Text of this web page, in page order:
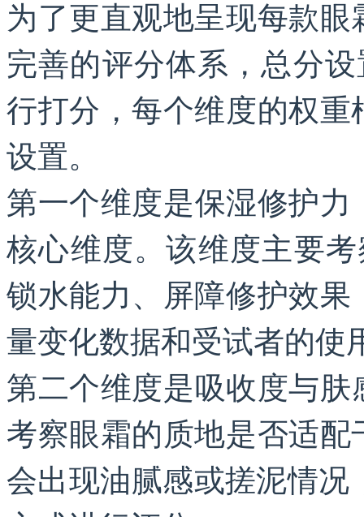
为了更直观地呈现每款
完善的评分体系，总分
行打分，每个维度的权
设置。
第一个维度是保湿修护
核心维度。该维度主要
锁水能力、屏障修护效
量变化数据和受试者的使
第二个维度是吸收度与
考察眼霜的质地是否适
会出现油腻感或搓泥情